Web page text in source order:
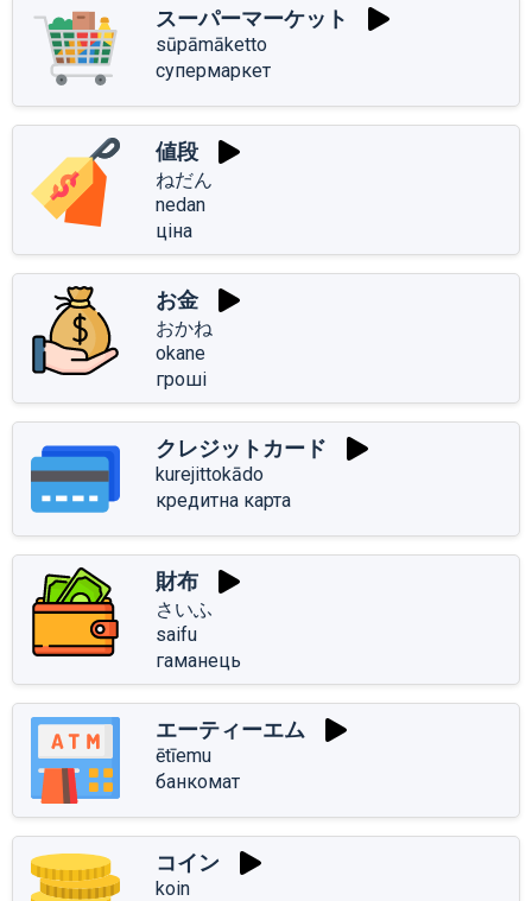
スーパーマーケット
sūpāmāketto
супермаркет
値段
ねだん
nedan
ціна
お金
おかね
okane
гроші
クレジットカード
kurejittokādo
кредитна карта
財布
さいふ
saifu
гаманець
エーティーエム
ētīemu
банкомат
コイン
koin